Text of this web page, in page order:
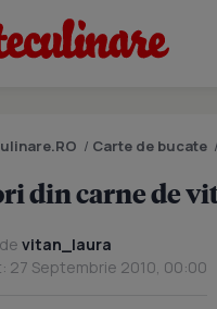
/ Carte de bucate /
din carne de
vitan_laura
27 Septembrie 2010, 00:00